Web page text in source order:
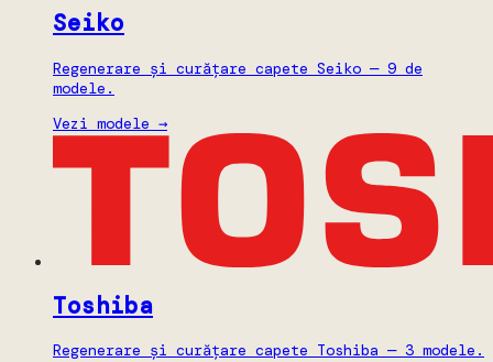
Seiko
Regenerare și curățare capete Seiko — 9 de
modele.
Vezi modele →
Toshiba
Regenerare și curățare capete Toshiba — 3 modele.